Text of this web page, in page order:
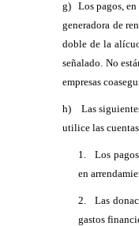
g) Los pagos,
generadora de
doble de la
señalado. No
empresas
h)
Las
utilice las
1.
Los
en
2.
Las
gastos